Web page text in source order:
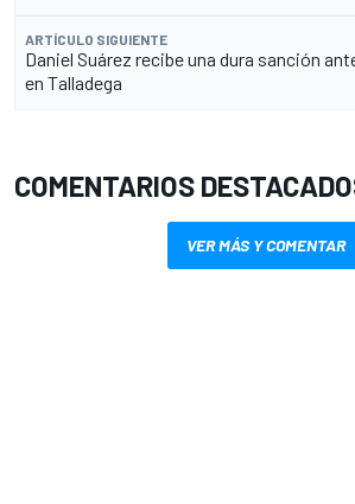
ARTÍCULO SIGUIENTE
Daniel Suárez recibe una dura sanción
en Talladega
COMENTARIOS
VER MÁS Y COMENTAR